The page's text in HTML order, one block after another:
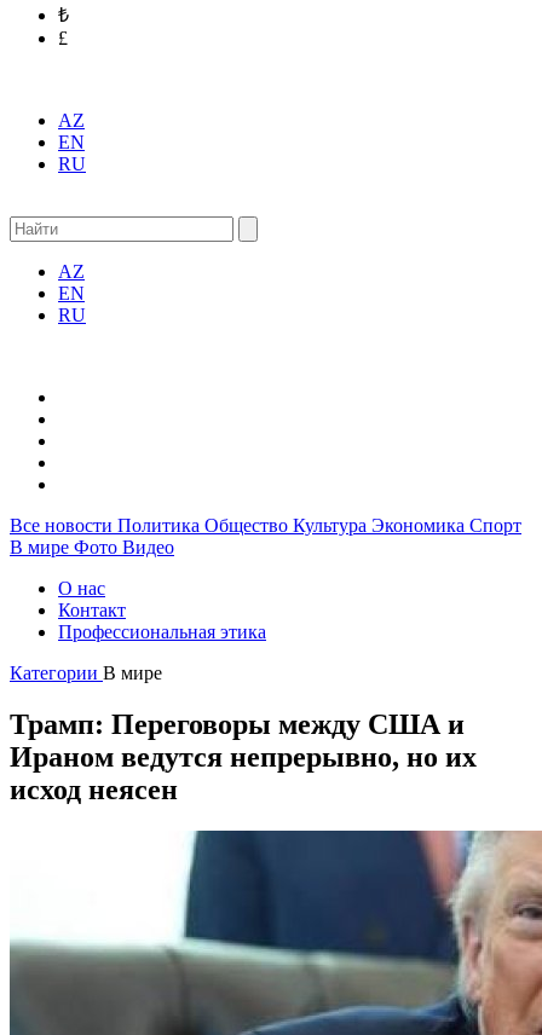
₺
£
AZ
EN
RU
AZ
EN
RU
Все новости Политика Общество Культура Экономика Спорт
В мире Фото Видео
О нас
Контакт
Профессиональная этика
Категории В мире
Трамп: Переговоры между США и
Ираном ведутся непрерывно, но их
исход неясен